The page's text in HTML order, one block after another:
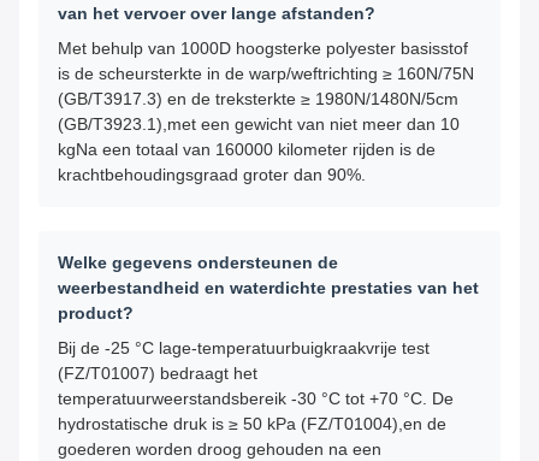
van het vervoer over lange afstanden?
Met behulp van 1000D hoogsterke polyester basisstof
is de scheursterkte in de warp/weftrichting ≥ 160N/75N
(GB/T3917.3) en de treksterkte ≥ 1980N/1480N/5cm
(GB/T3923.1),met een gewicht van niet meer dan 10
kgNa een totaal van 160000 kilometer rijden is de
krachtbehoudingsgraad groter dan 90%.
Welke gegevens ondersteunen de
weerbestandheid en waterdichte prestaties van het
product?
Bij de -25 °C lage-temperatuurbuigkraakvrije test
(FZ/T01007) bedraagt het
temperatuurweerstandsbereik -30 °C tot +70 °C. De
hydrostatische druk is ≥ 50 kPa (FZ/T01004),en de
goederen worden droog gehouden na een